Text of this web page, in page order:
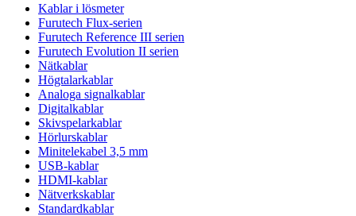
Kablar i lösmeter
Furutech Flux-serien
Furutech Reference III serien
Furutech Evolution II serien
Nätkablar
Högtalarkablar
Analoga signalkablar
Digitalkablar
Skivspelarkablar
Hörlurskablar
Minitelekabel 3,5 mm
USB-kablar
HDMI-kablar
Nätverkskablar
Standardkablar